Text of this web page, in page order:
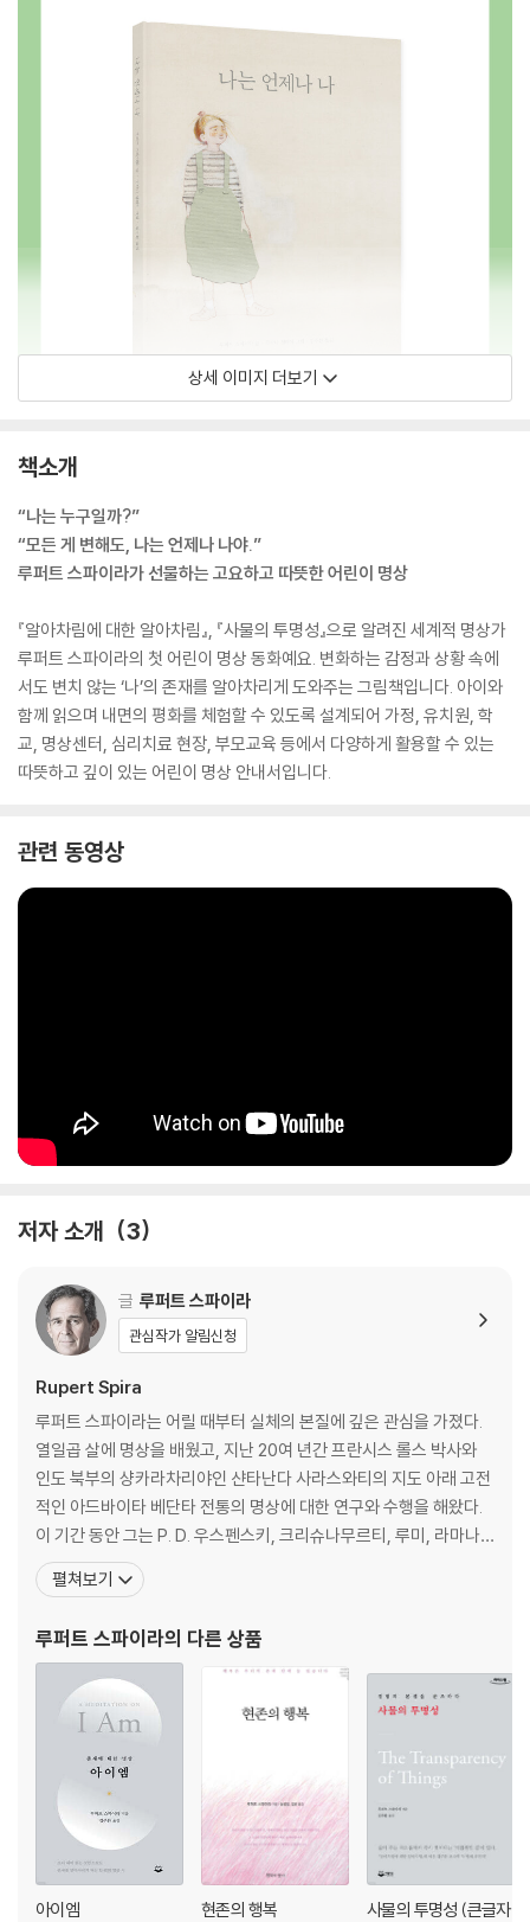
상세 이미지 더보기
책소개
“나는 누구일까?”
“모든 게 변해도, 나는 언제나 나야.”
루퍼트 스파이라가 선물하는 고요하고 따뜻한 어린이 명상
『알아차림에 대한 알아차림』, 『사물의 투명성』으로 알려진 세계적 명상가
루퍼트 스파이라의 첫 어린이 명상 동화예요. 변화하는 감정과 상황 속에
서도 변치 않는 ‘나’의 존재를 알아차리게 도와주는 그림책입니다. 아이와
함께 읽으며 내면의 평화를 체험할 수 있도록 설계되어 가정, 유치원, 학
교, 명상센터, 심리치료 현장, 부모교육 등에서 다양하게 활용할 수 있는
따뜻하고 깊이 있는 어린이 명상 안내서입니다.
관련 동영상
저자 소개 3
글 루퍼트 스파이라
관심작가 알림신청
Rupert Spira
루퍼트 스파이라는 어릴 때부터 실체의 본질에 깊은 관심을 가졌다.
열일곱 살에 명상을 배웠고, 지난 20여 년간 프란시스 롤스 박사와
인도 북부의 샹카라차리야인 샨타난다 사라스와티의 지도 아래 고전
적인 아드바이타 베단타 전통의 명상에 대한 연구와 수행을 해왔다.
이 기간 동안 그는 P. D. 우스펜스키, 크리슈나무르티, 루미, 라마나
마하르시, 니사르가닷타, 로버트 아담스의 가르침에 몰두했으며, 마
침내 1997년에 스승인 프란시스 루실을 만나게 되었다. 프란시스는
전통인 아트마난다 크리슈나 메논의 직접적인 길(Dire
펼쳐보기
루퍼트 스파이라의 다른 상품
아이엠 현존의 행복
사물의 투명성 (큰글자